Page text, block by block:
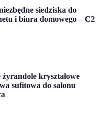
siedziska do
i biura domowego – C2
żyrandole kryształowe
sufitowa do salonu